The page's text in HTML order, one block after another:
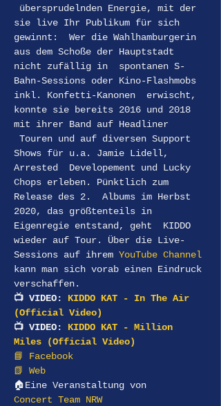
übersprudelnden Energie, mit der
sie live Ihr Publikum für sich
gewinnt:  Wer die Wahlhamburgerin
aus dem Schoße der Hauptstadt
nicht zufällig in  spontanen S-
Bahn-Sessions oder Kino-Flashmobs
inkl. Konfetti-Kanonen  erwischt,
konnte sie bereits 2016 und 2018
mit ihrer Band auf Headliner
Touren und auf diversen Support
Shows für u.a. Jamie Lidell,
Arrested  Developement und Lucky
Chops erleben. Pünktlich zum
Release des 2.  Albums im Herbst
2020, das größtenteils in
Eigenregie entstand, geht  KIDDO
wieder auf Tour. Über die Live-
Sessions auf ihrem YouTube Channel
kann man sich vorab einen Eindruck
verschaffen.
📺 VIDEO: KIDDO KAT - In The Air
(Official Video)
📺 VIDEO: KIDDO KAT - Million
Miles (Official Video)
📘 Facebook
📗 Web
🏠Eine Veranstaltung von
Concert Team NRW